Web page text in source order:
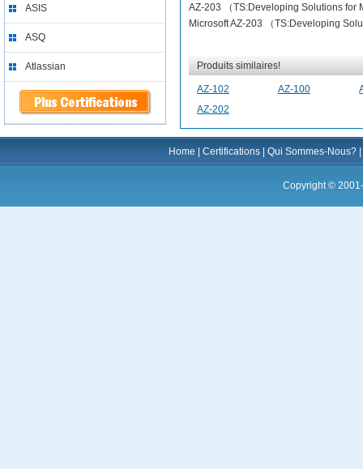
ASIS
ASQ
Atlassian
AZ-203 （TS:Developing Solutions for
Microsoft AZ-203 （TS:Developing
Produits similaires!
AZ-102 AZ-100
AZ-202
Home Certifications Qui Sommes-Nous?
Copyright ©